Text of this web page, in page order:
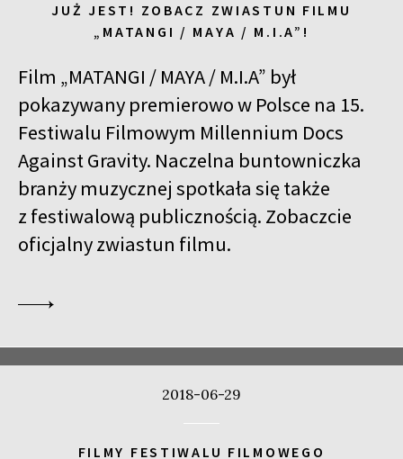
JUŻ JEST! ZOBACZ ZWIASTUN FILMU
„MATANGI / MAYA / M.I.A”!
Film „MATANGI / MAYA / M.I.A” był
pokazywany premierowo w Polsce na 15.
Festiwalu Filmowym Millennium Docs
Against Gravity. Naczelna buntowniczka
branży muzycznej spotkała się także
z festiwalową publicznością. Zobaczcie
oficjalny zwiastun filmu.
2018-06-29
FILMY FESTIWALU FILMOWEGO